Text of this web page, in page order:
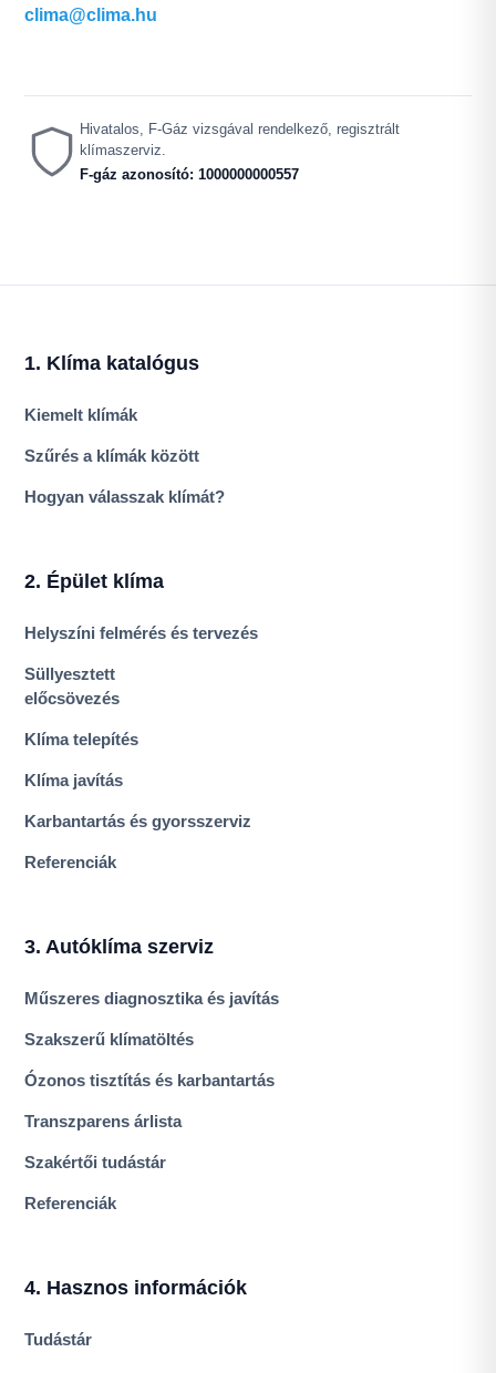
clima@clima.hu
Hivatalos, F-Gáz vizsgával rendelkező, regisztrált
klímaszerviz.
F-gáz azonosító: 1000000000557
1. Klíma katalógus
Kiemelt klímák
Szűrés a klímák között
Hogyan válasszak klímát?
2. Épület klíma
Helyszíni felmérés és tervezés
Süllyesztett
előcsövezés
Klíma telepítés
Klíma javítás
Karbantartás és gyorsszerviz
Referenciák
3. Autóklíma szerviz
Műszeres diagnosztika és javítás
Szakszerű klímatöltés
Ózonos tisztítás és karbantartás
Transzparens árlista
Szakértői tudástár
Referenciák
4. Hasznos információk
Tudástár